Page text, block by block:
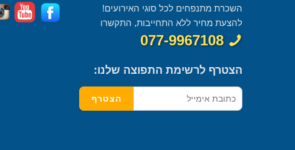
השכרת מתנפחים לכל סוגי האירועים!
להצעת מחיר ללא התחייבות, התקשרו
077-9967108
הצטרף לרשימת התפוצה שלנו: